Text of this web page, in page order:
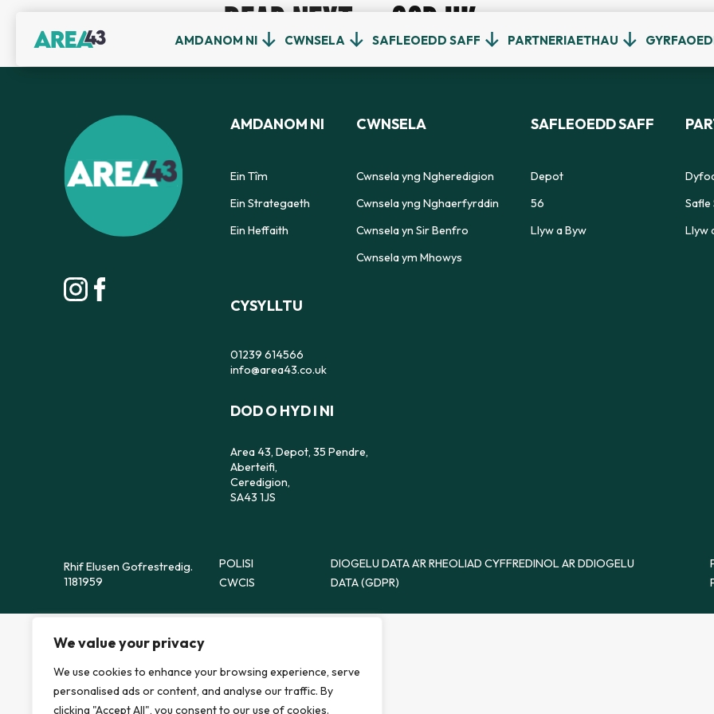
We value your privacy
We use cookies to enhance your browsing experience, serve
personalised ads or content, and analyse our traffic. By
clicking "Accept All", you consent to our use of cookies.
AMDANOM NI CWNSELA SAFLEOEDD SAFF PARTNERIAETHAU
READ NEXT OCD UK
AMDANOM NI
Ein Tîm
Ein Strategaeth
Ein Heffaith
CWNSELA
Cwnsela yng Ngheredigion
Cwnsela yng Nghaerfyrddin
Cwnsela yn Sir Benfro
Cwnsela ym Mhowys
SAFLEOEDD SAFF
Depot
56
Llyw a Byw
Safle
Llyw
CYSYLLTU
01239 614566
info@area43.co.uk
DOD O HYD I NI
Area 43, Depot, 35 Pendre,
Aberteifi,
Ceredigion,
SA43 1JS
Rhif Elusen Gofrestredig.
1181959
POLISI
CWCIS
DIOGELU DATA A’R RHEOLIAD CYFFREDINOL AR DDIOGELU
DATA (GDPR)